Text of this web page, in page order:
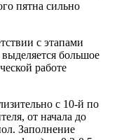
пятна сильно
с этапами
выделяется большое
работе
с 10-й по
от начала до
Заполнение